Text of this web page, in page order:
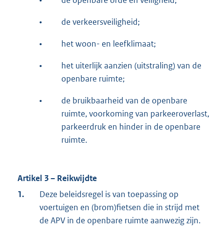
• de verkeersveiligheid;
• het woon- en leefklimaat;
•
het uiterlijk aanzien (uitstraling) van de
openbare ruimte;
•
de bruikbaarheid van de openbare
ruimte, voorkoming van parkeeroverlast,
parkeerdruk en hinder in de openbare
ruimte.
Artikel 3 – Reikwijdte
1.
Deze beleidsregel is van toepassing op
voertuigen en (brom)fietsen die in strijd met
de APV in de openbare ruimte aanwezig zijn.